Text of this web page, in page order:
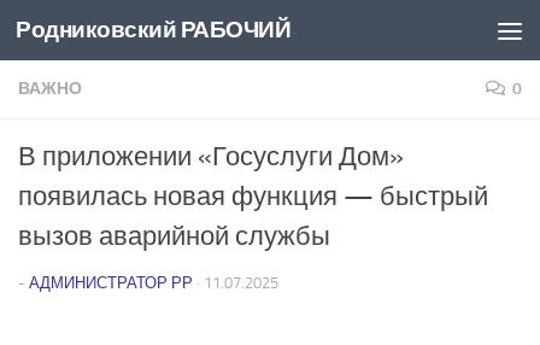
Перейти к содержимому
Родниковский РАБОЧИЙ
ВАЖНО 0
В приложении «Госуслуги Дом»
появилась новая функция — быстрый
вызов аварийной службы
- АДМИНИСТРАТОР РР · 11.07.2025